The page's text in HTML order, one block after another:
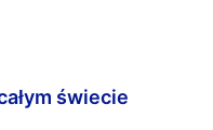
świecie